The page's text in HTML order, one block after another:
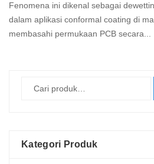
Fenomena ini dikenal sebagai
dalam aplikasi conformal coating di
membasahi permukaan PCB secara...
Kategori Produk